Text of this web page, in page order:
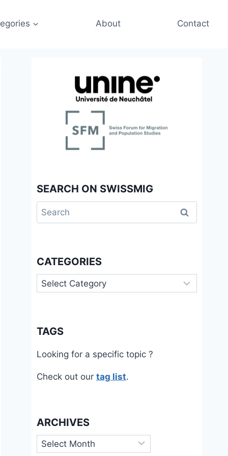
About Contact
SEARCH ON SWISSMIG
Search
for:
CATEGORIES
Categories
TAGS
Looking for a specific topic ?
Check out our tag list.
ARCHIVES
Archives